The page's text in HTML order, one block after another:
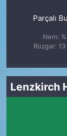
Parçalı
Nem:
Rüzgar:
Lenzkirch